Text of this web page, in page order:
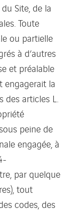
Site, de la
Toute
ou partielle
à d’autres
et préalable
engagerait la
articles L.
peine de
engagée, à
par quelque
tout
codes, des